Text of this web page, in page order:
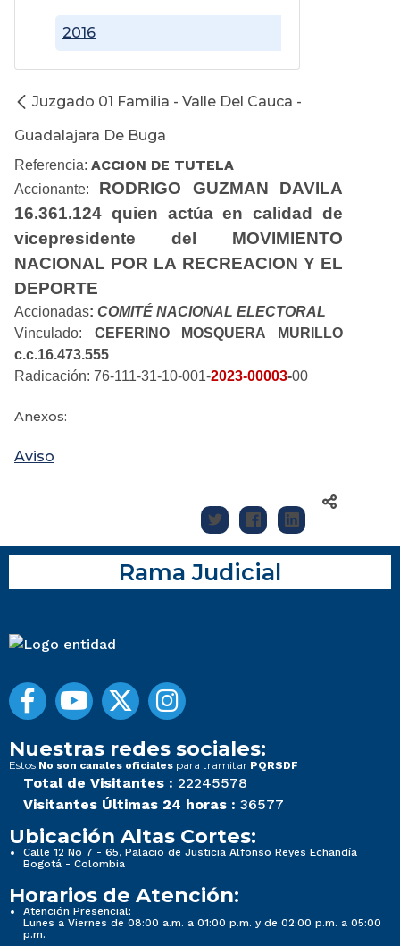
2016
Juzgado 01 Familia - Valle Del Cauca -
Guadalajara De Buga
Referencia: ACCION DE TUTELA
Accionante: RODRIGO GUZMAN DAVILA
16.361.124 quien actúa en calidad de
vicepresidente del MOVIMIENTO
NACIONAL POR LA RECREACION Y EL
DEPORTE
Accionadas: COMITÉ NACIONAL ELECTORAL
Vinculado: CEFERINO MOSQUERA MURILLO
c.c.16.473.555
Radicación: 76-111-31-10-001-2023-00003-00
Anexos:
Aviso
Rama Judicial
Nuestras redes sociales:
Estos No son canales oficiales para tramitar PQRSDF
Total de Visitantes : 22245578
Visitantes Últimas 24 horas : 36577
Ubicación Altas Cortes:
Calle 12 No 7 - 65, Palacio de Justicia Alfonso Reyes Echandía
Bogotá - Colombia
Horarios de Atención:
Atención Presencial:
Lunes a Viernes de 08:00 a.m. a 01:00 p.m. y de 02:00 p.m. a 05:00
p.m.